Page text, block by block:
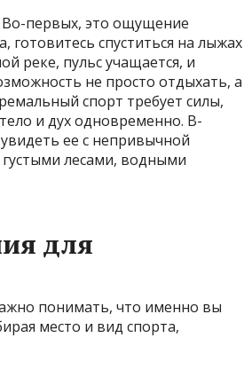
Во-первых, это ощущение
спуститься на лыжах
реке, пульс учащается, и
не просто отдыхать, а
спорт требует силы,
и дух одновременно. В-
ее с непривычной
лесами, водными
для
понимать, что именно вы
место и вид спорта,